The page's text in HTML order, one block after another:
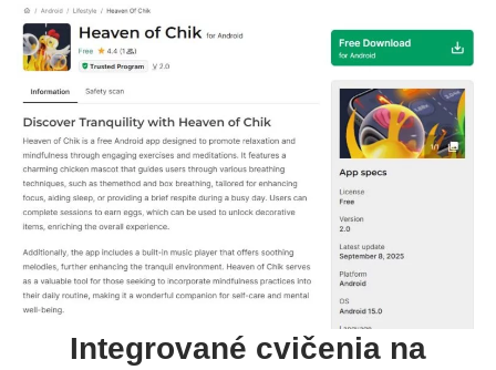
Integrované cvičenia na